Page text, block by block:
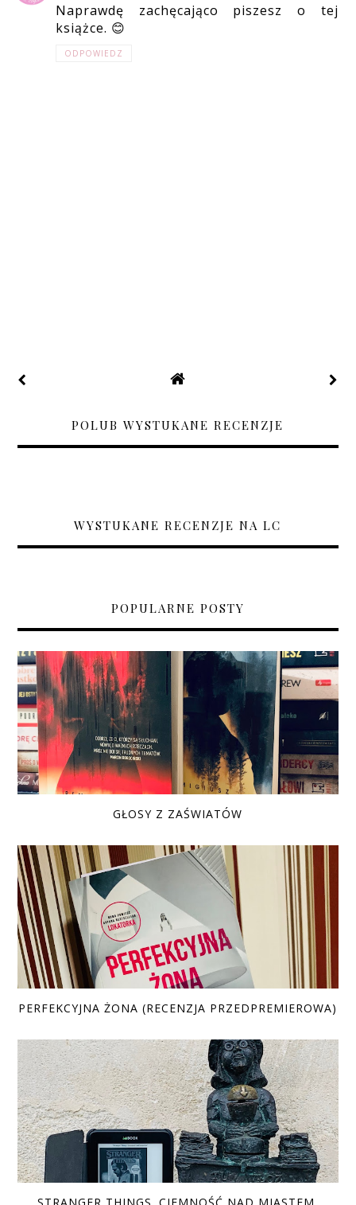
Naprawdę zachęcająco piszesz o tej
książce. 😊
ODPOWIEDZ
POLUB WYSTUKANE RECENZJE
WYSTUKANE RECENZJE NA LC
POPULARNE POSTY
GŁOSY Z ZAŚWIATÓW
PERFEKCYJNA ŻONA (RECENZJA PRZEDPREMIEROWA)